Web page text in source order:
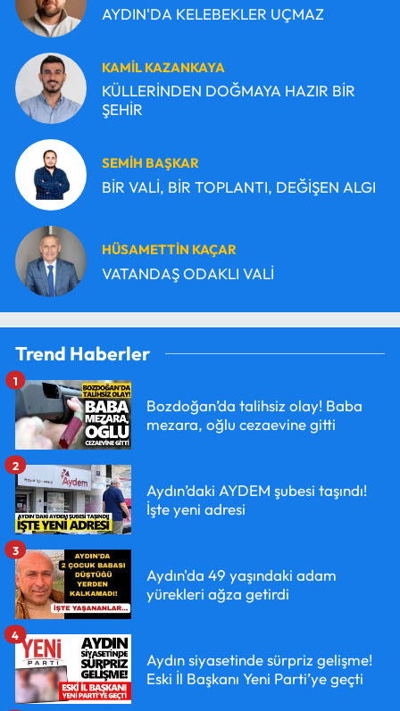
AYDIN'DA KELEBEKLER UÇMAZ
KAMİL KAZANKAYA
KÜLLERİNDEN DOĞMAYA HAZIR BİR
ŞEHİR
SEMİH BAŞKAR
BİR VALİ, BİR TOPLANTI, DEĞİŞEN ALGI
HÜSAMETTİN KAÇAR
VATANDAŞ ODAKLI VALİ
Trend Haberler
Bozdoğan’da talihsiz olay! Baba
mezara, oğlu cezaevine gitti
1
Aydın’daki AYDEM şubesi taşındı!
İşte yeni adresi
2
Aydın'da 49 yaşındaki adam
yürekleri ağza getirdi
3
Aydın siyasetinde sürpriz gelişme!
Eski İl Başkanı Yeni Parti’ye geçti
4